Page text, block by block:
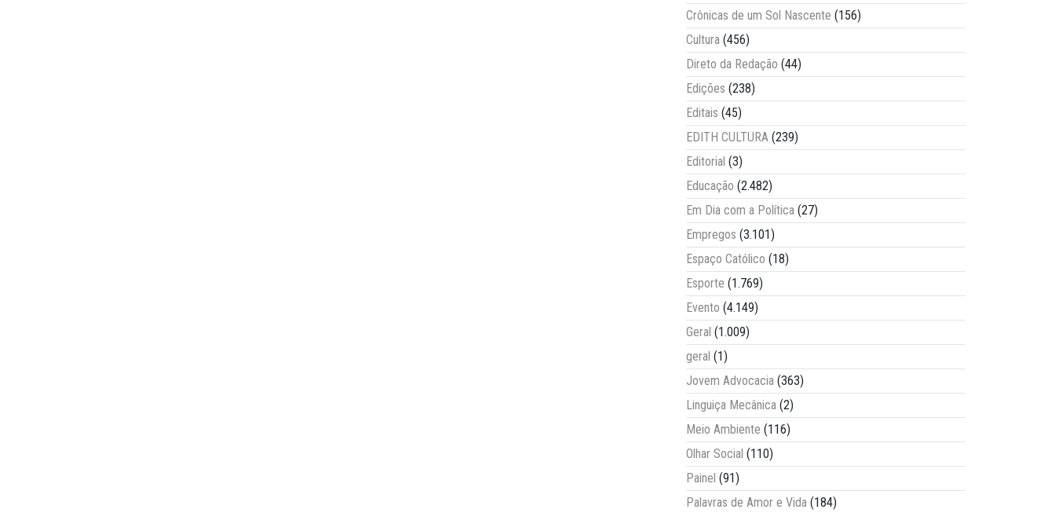
Crônicas de um Sol Nascente (156)
Cultura (456)
Direto da Redação (44)
Edições (238)
Editais (45)
EDITH CULTURA (239)
Editorial (3)
Educação (2.482)
Em Dia com a Política (27)
Empregos (3.101)
Espaço Católico (18)
Esporte (1.769)
Evento (4.149)
Geral (1.009)
geral (1)
Jovem Advocacia (363)
Linguiça Mecânica (2)
Meio Ambiente (116)
Olhar Social (110)
Painel (91)
Palavras de Amor e Vida (184)